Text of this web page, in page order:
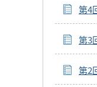
第4
第3
第2